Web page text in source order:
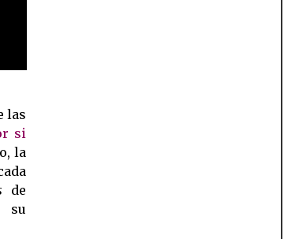
las
si
la
de
su